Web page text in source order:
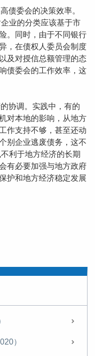
债委会的决策效率。
业的分类应该基于市
。同时，由于不同银行
，在债权人委员会制度
及对授信总额管理的态
债委会的工作效率，这
协调。实践中，有的
对本地的影响，从地方
作支持不够，甚至还动
别企业逃废债务，这不
利于地方经济的长期
有必要加强与地方政府
护和地方经济稳定发展
）